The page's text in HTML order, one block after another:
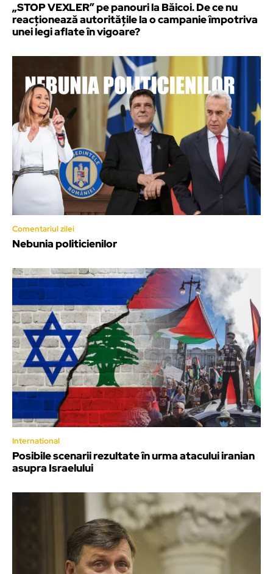
„STOP VEXLER” pe panouri la Băicoi. De ce nu
reacționează autoritățile la o campanie împotriva
unei legi aflate în vigoare?
Comentariul zilei
Nebunia politicienilor
International
Posibile scenarii rezultate în urma atacului iranian
asupra Israelului